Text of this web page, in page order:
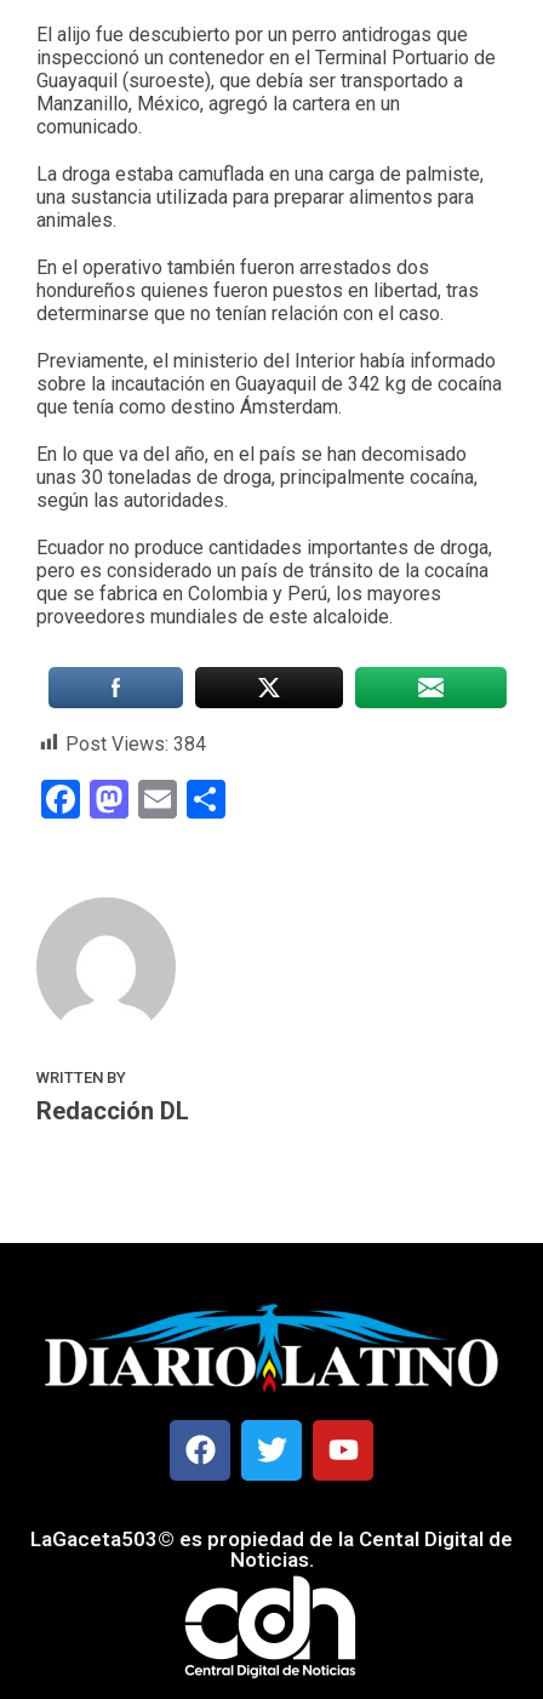
El alijo fue descubierto por un perro antidrogas que
inspeccionó un contenedor en el Terminal Portuario de
Guayaquil (suroeste), que debía ser transportado a
Manzanillo, México, agregó la cartera en un
comunicado.
La droga estaba camuflada en una carga de palmiste,
una sustancia utilizada para preparar alimentos para
animales.
En el operativo también fueron arrestados dos
hondureños quienes fueron puestos en libertad, tras
determinarse que no tenían relación con el caso.
Previamente, el ministerio del Interior había informado
sobre la incautación en Guayaquil de 342 kg de cocaína
que tenía como destino Ámsterdam.
En lo que va del año, en el país se han decomisado
unas 30 toneladas de droga, principalmente cocaína,
según las autoridades.
Ecuador no produce cantidades importantes de droga,
pero es considerado un país de tránsito de la cocaína
que se fabrica en Colombia y Perú, los mayores
proveedores mundiales de este alcaloide.
Post Views: 384
Facebook
Mastodon
Email
WRITTEN BY
Redacción DL
LaGaceta503© es propiedad de la Cental Digital de
Noticias.